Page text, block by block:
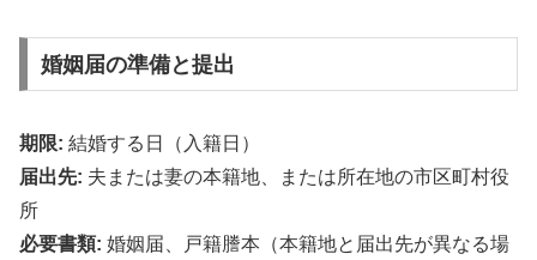
婚姻届の準備と提出
期限: 結婚する日（入籍日）
届出先: 夫または妻の本籍地、または所在地の市区町村役
所
必要書類: 婚姻届、戸籍謄本（本籍地と届出先が異なる場